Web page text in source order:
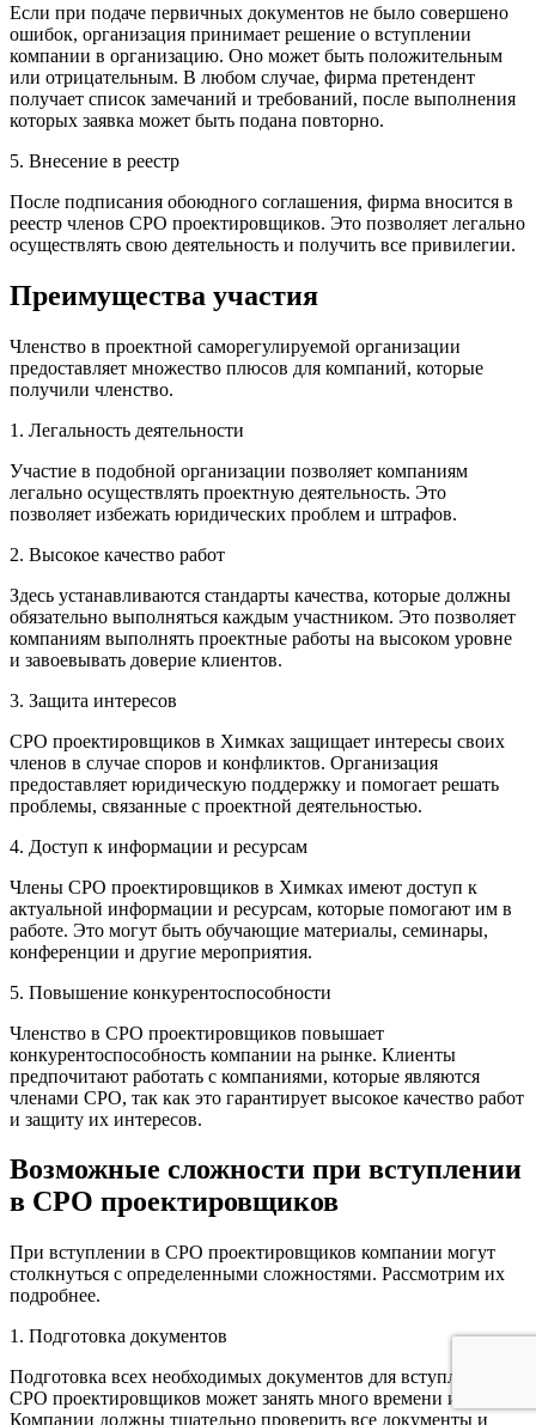
Если при подаче первичных документов не было совершено
ошибок, организация принимает решение о вступлении
компании в организацию. Оно может быть положительным
или отрицательным. В любом случае, фирма претендент
получает список замечаний и требований, после выполнения
которых заявка может быть подана повторно.
5. Внесение в реестр
После подписания обоюдного соглашения, фирма вносится в
реестр членов СРО проектировщиков. Это позволяет легально
осуществлять свою деятельность и получить все привилегии.
Преимущества участия
Членство в проектной саморегулируемой организации
предоставляет множество плюсов для компаний, которые
получили членство.
1. Легальность деятельности
Участие в подобной организации позволяет компаниям
легально осуществлять проектную деятельность. Это
позволяет избежать юридических проблем и штрафов.
2. Высокое качество работ
Здесь устанавливаются стандарты качества, которые должны
обязательно выполняться каждым участником. Это позволяет
компаниям выполнять проектные работы на высоком уровне
и завоевывать доверие клиентов.
3. Защита интересов
СРО проектировщиков в Химках защищает интересы своих
членов в случае споров и конфликтов. Организация
предоставляет юридическую поддержку и помогает решать
проблемы, связанные с проектной деятельностью.
4. Доступ к информации и ресурсам
Члены СРО проектировщиков в Химках имеют доступ к
актуальной информации и ресурсам, которые помогают им в
работе. Это могут быть обучающие материалы, семинары,
конференции и другие мероприятия.
5. Повышение конкурентоспособности
Членство в СРО проектировщиков повышает
конкурентоспособность компании на рынке. Клиенты
предпочитают работать с компаниями, которые являются
членами СРО, так как это гарантирует высокое качество работ
и защиту их интересов.
Возможные сложности при вступлении
в СРО проектировщиков
При вступлении в СРО проектировщиков компании могут
столкнуться с определенными сложностями. Рассмотрим их
подробнее.
1. Подготовка документов
Подготовка всех необходимых документов для вступления в
СРО проектировщиков может занять много времени и сил.
Компании должны тщательно проверить все документы и